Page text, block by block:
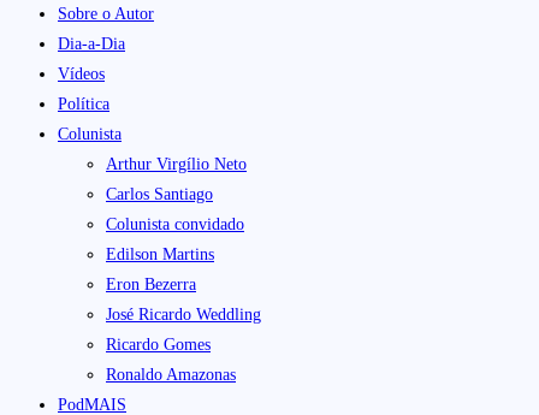
Sobre o Autor
Dia-a-Dia
Vídeos
Política
Colunista
Arthur Virgílio Neto
Carlos Santiago
Colunista convidado
Edilson Martins
Eron Bezerra
José Ricardo Weddling
Ricardo Gomes
Ronaldo Amazonas
PodMAIS